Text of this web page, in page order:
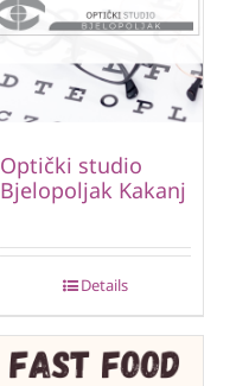
Optički studio
Bjelopoljak Kakanj
Details